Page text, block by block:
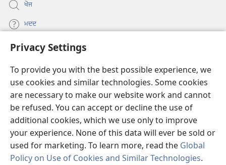
Privacy Settings
To provide you with the best possible experience, we
use cookies and similar technologies. Some cookies
are necessary to make our website work and cannot
be refused. You can accept or decline the use of
additional cookies, which we use only to improve
your experience. None of this data will ever be sold or
used for marketing. To learn more, read the Global
Policy on Use of Cookies and Similar Technologies.
ਖੋਜ
ਮਦਦ
ਦਾਨ
new
window)Watchtower ONLINE LIBRARY™
(opens
new
window)JW Hub
(opens
new
window)
®